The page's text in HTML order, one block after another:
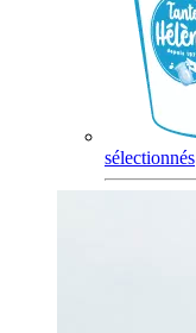
sélectionnés